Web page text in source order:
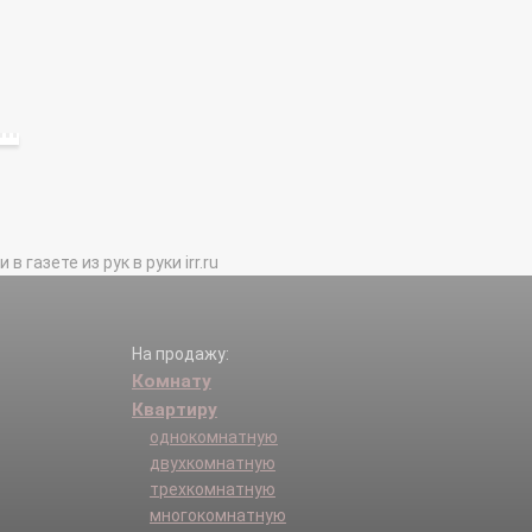
газете из рук в руки irr.ru
На продажу:
Комнату
Квартиру
однокомнатную
двухкомнатную
трехкомнатную
многокомнатную